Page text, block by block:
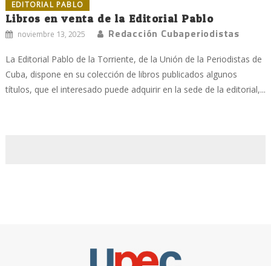
EDITORIAL PABLO
Libros en venta de la Editorial Pablo
noviembre 13, 2025 Redacción Cubaperiodistas
La Editorial Pablo de la Torriente, de la Unión de la Periodistas de
Cuba, dispone en su colección de libros publicados algunos
títulos, que el interesado puede adquirir en la sede de la editorial,...